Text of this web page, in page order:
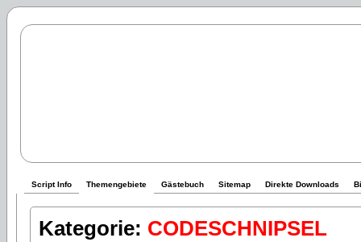
Script Info Themengebiete Gästebuch Sitemap Direkte Downloads
Kategorie: CODESCHNIPSEL